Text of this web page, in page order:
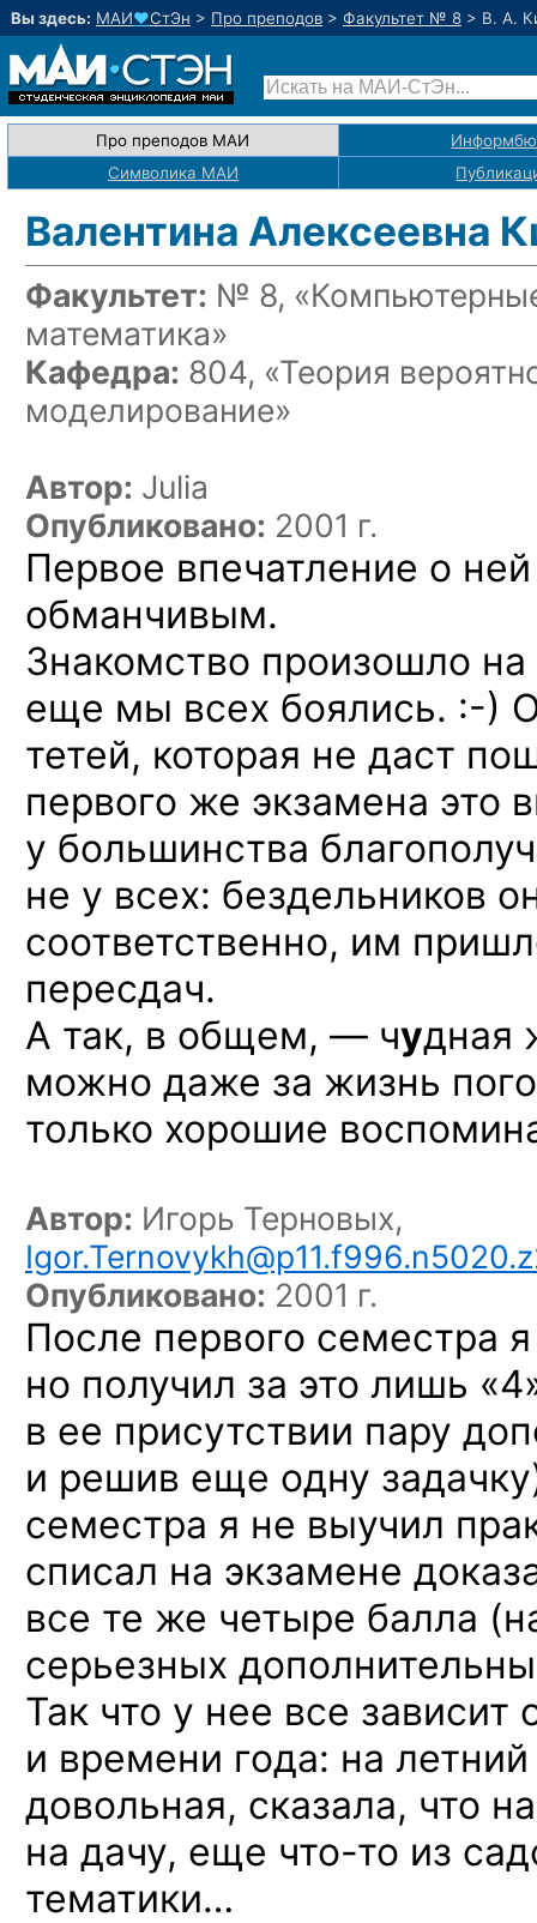
Вы здесь: МАИ♥СтЭн > Про преподов > Факультет № 8 > В. А.
Про преподов МАИ
Символика МАИ
Валентина Алексеевна
Факультет: № 8,
математика»
Кафедра: 804, «Теория
моделирование»
Автор: Julia
Опубликовано: 2001 г.
Первое впечатление о ней
обманчивым.
Знакомство произошло на
еще мы всех боялись. :-)
тетей, которая не даст
первого же экзамена это
у большинства
не у всех: бездельников
соответственно, им
пересдач.
А так, в общем, — чудная
можно даже за жизнь
только хорошие
Автор: Игорь Терновых,
Опубликовано: 2001 г.
После первого семестра
но получил за это лишь
в ее присутствии пару
и решив еще одну
семестра я не выучил
списал на экзамене
все те же четыре балла
серьезных
Так что у нее все зависит
и времени года: на летний
довольная, сказала, что
на дачу, еще что-то из
тематики…